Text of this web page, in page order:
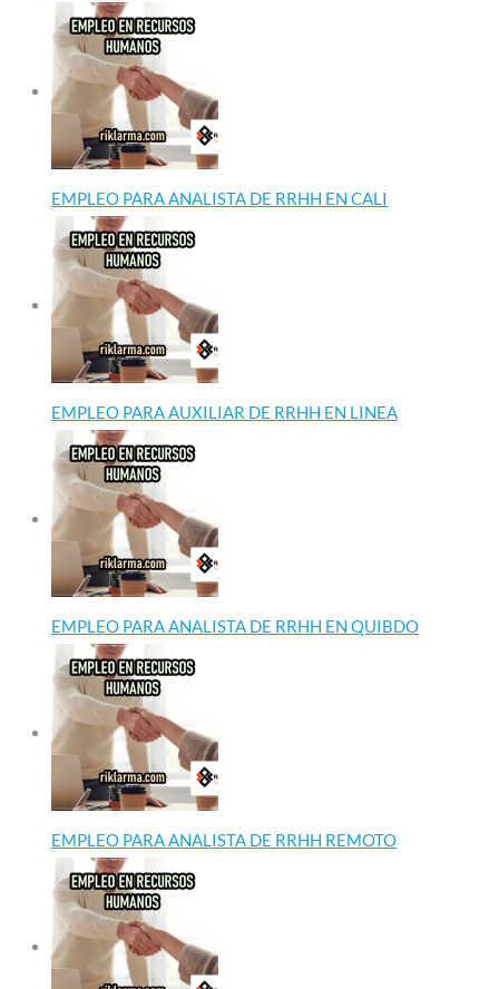
EMPLEO PARA ANALISTA DE RRHH EN CALI
EMPLEO PARA AUXILIAR DE RRHH EN LINEA
EMPLEO PARA ANALISTA DE RRHH EN QUIBDO
EMPLEO PARA ANALISTA DE RRHH REMOTO